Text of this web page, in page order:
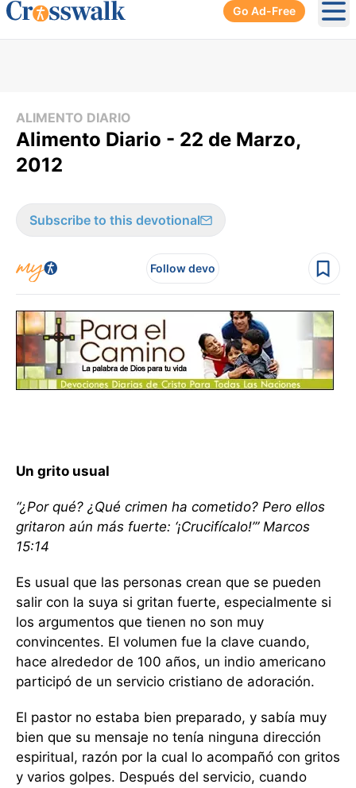
Go Ad-Free
ALIMENTO DIARIO
Alimento Diario - 22 de Marzo,
2012
Subscribe to this devotional
Follow devo
Un grito usual
“¿Por qué? ¿Qué crimen ha cometido? Pero ellos
gritaron aún más fuerte: ‘¡Crucifícalo!’” Marcos
15:14
Es usual que las personas crean que se pueden
salir con la suya si gritan fuerte, especialmente si
los argumentos que tienen no son muy
convincentes. El volumen fue la clave cuando,
hace alrededor de 100 años, un indio americano
participó de un servicio cristiano de adoración.
El pastor no estaba bien preparado, y sabía muy
bien que su mensaje no tenía ninguna dirección
espiritual, razón por la cual lo acompañó con gritos
y varios golpes. Después del servicio, cuando